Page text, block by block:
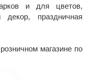
и для цветов,
декор, праздничная
магазине по